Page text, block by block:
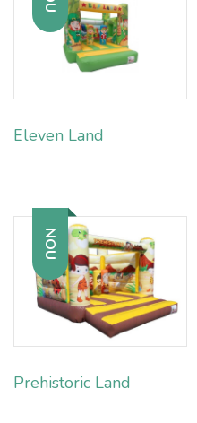
Eleven Land
NOU
Prehistoric Land